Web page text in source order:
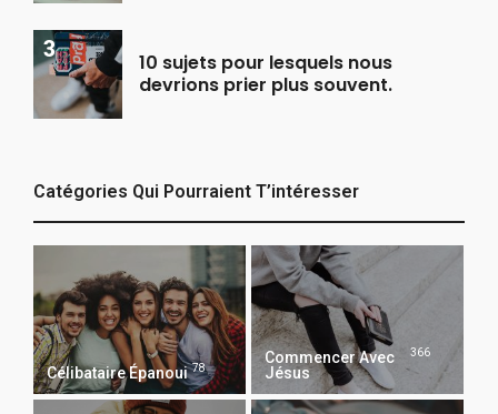
10 sujets pour lesquels nous
devrions prier plus souvent.
Catégories Qui Pourraient T’intéresser
Célibataire Épanoui 78
Commencer Avec
Jésus
366